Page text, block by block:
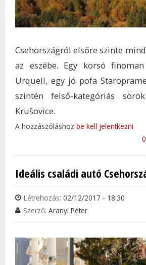
Csehországról elsőre szinte
az eszébe. Egy korsó
Urquell, egy jó pofa
szintén felső-kategóriás
Krušovice.
A hozzászóláshoz be kell jelentkezni
Ideális családi autó
Létrehozás: 02/12/2017 - 18:30
Szerző: Aranyi Péter